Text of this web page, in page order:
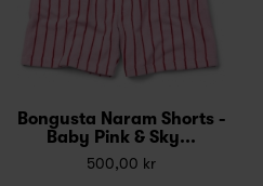
Bongusta Naram Shorts -
Baby Pink & Sky...
500,00 kr